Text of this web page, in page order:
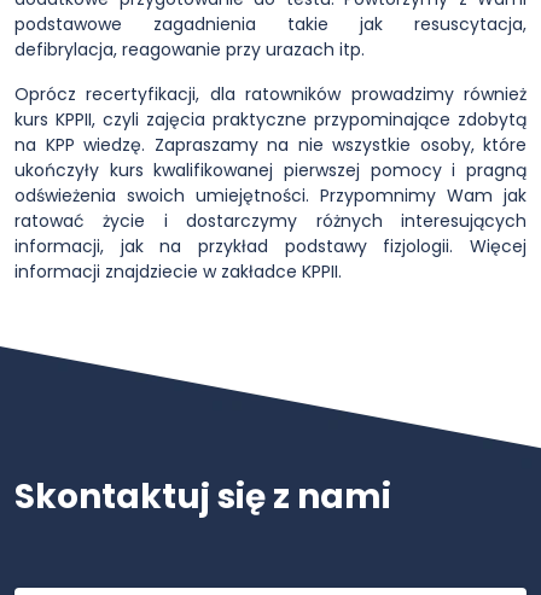
podstawowe zagadnienia takie jak resuscytacja,
defibrylacja, reagowanie przy urazach itp.
Oprócz recertyfikacji, dla ratowników prowadzimy również
kurs KPPII, czyli zajęcia praktyczne przypominające zdobytą
na KPP wiedzę. Zapraszamy na nie wszystkie osoby, które
ukończyły kurs kwalifikowanej pierwszej pomocy i pragną
odświeżenia swoich umiejętności. Przypomnimy Wam jak
ratować życie i dostarczymy różnych interesujących
informacji, jak na przykład podstawy fizjologii. Więcej
informacji znajdziecie w zakładce KPPII.
Skontaktuj się z nami